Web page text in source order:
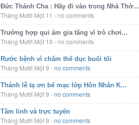
Đức Thánh Cha : Hãy đi vào trong Nhà Thờ...
Tháng Mười Một 11 - no comments
Trường hợp quỉ ám gia tăng vì trò chơi...
Tháng Mười Một 10 - no comments
Rước bệnh vì chăm thể dục buổi tối
Tháng Mười Một 9 -no comments
Thánh lễ tạ ơn bế mạc lớp Hôn Nhân K...
Tháng Mười Một 9 -no comments
Tâm linh và trực tuyến
Tháng Mười Một 9 -no comments